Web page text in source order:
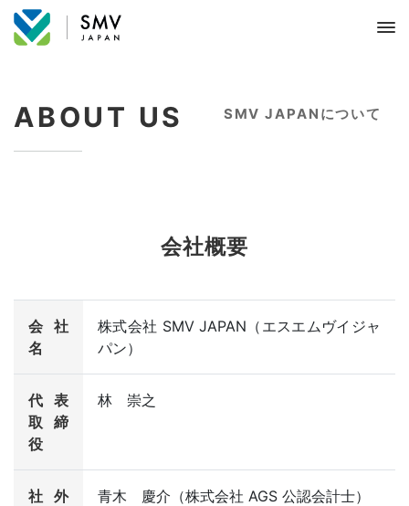
ABOUT US SMV JAPANについて
会社概要
会社
名
株式会社 SMV JAPAN（エスエムヴイジャ
パン）
代表
取締
役
林 崇之
社外
青木 慶介（株式会社 AGS 公認会計士）